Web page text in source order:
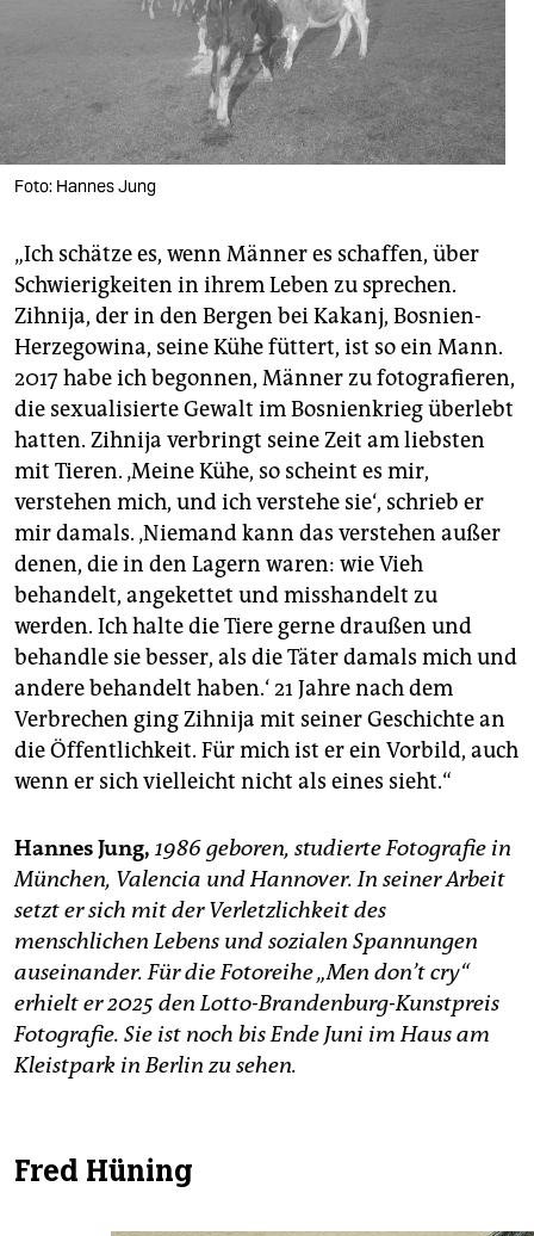
Foto: Hannes Jung
„Ich schätze es, wenn Männer es schaffen, über
Schwierigkeiten in ihrem Leben zu sprechen.
Zihnija, der in den Bergen bei Kakanj, Bosnien-
Herzegowina, seine Kühe füttert, ist so ein Mann.
2017 habe ich begonnen, Männer zu fotografieren,
die sexualisierte Gewalt im Bosnienkrieg überlebt
hatten. Zihnija verbringt seine Zeit am liebsten
mit Tieren. ‚Meine Kühe, so scheint es mir,
verstehen mich, und ich verstehe sie‘, schrieb er
mir damals. ‚Niemand kann das verstehen außer
denen, die in den Lagern waren: wie Vieh
behandelt, angekettet und misshandelt zu
werden. Ich halte die Tiere gerne draußen und
behandle sie besser, als die Täter damals mich und
andere behandelt haben.‘ 21 Jahre nach dem
Verbrechen ging Zihnija mit seiner Geschichte an
die Öffentlichkeit. Für mich ist er ein Vorbild, auch
wenn er sich vielleicht nicht als eines sieht.“
Hannes Jung, 1986 geboren, studierte Fotografie in
München, Valencia und Hannover. In seiner Arbeit
setzt er sich mit der Verletzlichkeit des
menschlichen Lebens und sozialen Spannungen
auseinander. Für die Fotoreihe „Men don’t cry“
erhielt er 2025 den Lotto-Brandenburg-Kunstpreis
Fotografie. Sie ist noch bis Ende Juni im Haus am
Kleistpark in Berlin zu sehen.
Fred Hüning